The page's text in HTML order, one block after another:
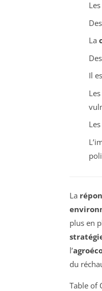
Les
Des
La
Il
Les
Les
La
plus en
l’
du
Table of